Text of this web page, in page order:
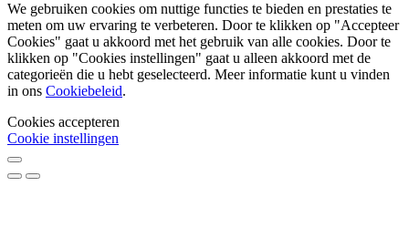
We gebruiken cookies om nuttige functies te bieden en prestaties te
meten om uw ervaring te verbeteren. Door te klikken op "Accepteer
Cookies" gaat u akkoord met het gebruik van alle cookies. Door te
klikken op "Cookies instellingen" gaat u alleen akkoord met de
categorieën die u hebt geselecteerd. Meer informatie kunt u vinden
in ons Cookiebeleid.
Cookies accepteren
Cookie instellingen